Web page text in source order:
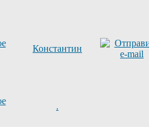
Константин
.